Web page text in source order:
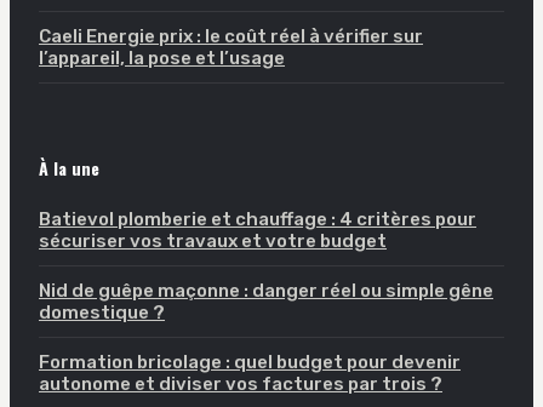
Caeli Energie prix : le coût réel à vérifier sur
l’appareil, la pose et l’usage
À la une
Batievol plomberie et chauffage : 4 critères pour
sécuriser vos travaux et votre budget
Nid de guêpe maçonne : danger réel ou simple gêne
domestique ?
Formation bricolage : quel budget pour devenir
autonome et diviser vos factures par trois ?